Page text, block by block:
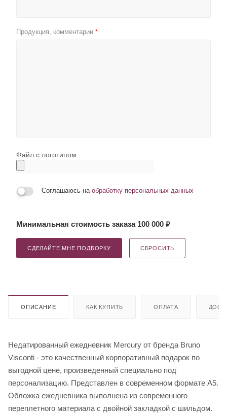
Продукция, комментарии *
Файл с логотипом
Соглашаюсь на обработку персональных данных
Минимальная стоимость заказа 100 000 ₽
СДЕЛАЙТЕ МНЕ ПОДБОРКУ СБРОСИТЬ
ОПИСАНИЕ КАК КУПИТЬ ОПЛАТА
Недатированный ежедневник Mercury от бренда Bruno
Visconti - это качественный корпоративный подарок по
выгодной цене, произведенный специально под
персонализацию. Представлен в современном формате А5.
Обложка ежедневника выполнена из современного
переплетного материала с двойной закладкой с шильдом.